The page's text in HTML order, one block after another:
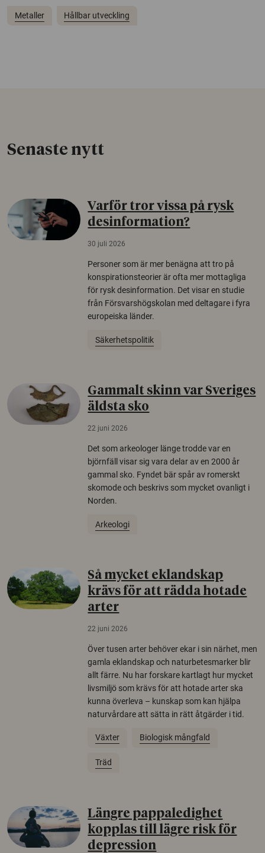
Metaller Hållbar utveckling
Senaste nytt
Varför tror vissa på rysk
desinformation?
30 juli 2026
Personer som är mer benägna att tro på
konspirationsteorier är ofta mer mottagliga
för rysk desinformation. Det visar en studie
från Försvarshögskolan med deltagare i fyra
europeiska länder.
Säkerhetspolitik
Gammalt skinn var Sveriges
äldsta sko
22 juni 2026
Det som arkeologer länge trodde var en
björnfäll visar sig vara delar av en 2000 år
gammal sko. Fyndet bär spår av romerskt
skomode och beskrivs som mycket ovanligt i
Norden.
Arkeologi
Så mycket eklandskap
krävs för att rädda hotade
arter
22 juni 2026
Över tusen arter behöver ekar i sin närhet, men
gamla eklandskap och naturbetesmarker blir
allt färre. Nu har forskare kartlagt hur mycket
livsmiljö som krävs för att hotade arter ska
kunna överleva – kunskap som kan hjälpa
naturvårdare att sätta in rätt åtgärder i tid.
Växter Biologisk mångfald
Träd
Längre pappaledighet
kopplas till lägre risk för
depression